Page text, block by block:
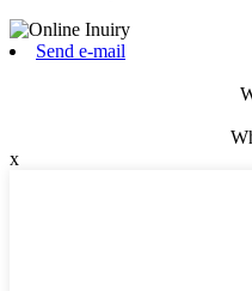
Send e-mail
x